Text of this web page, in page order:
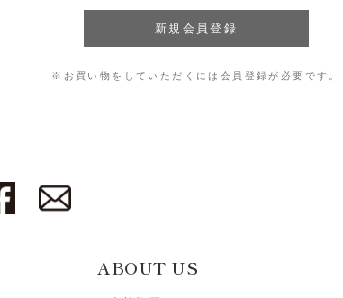
※お買い物をしていただくには会員登録が必要です。
ABOUT US